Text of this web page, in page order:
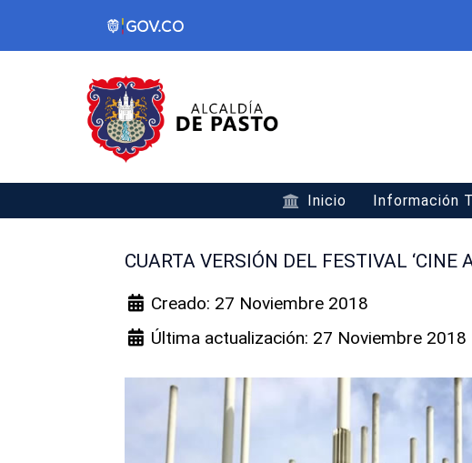
Inicio Información
CUARTA VERSIÓN DEL FESTIVAL ‘CINE
Creado: 27 Noviembre 2018
Última actualización: 27 Noviembre 2018